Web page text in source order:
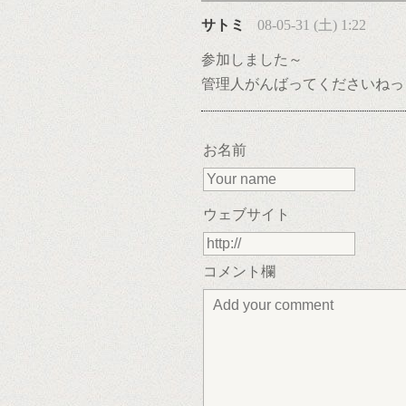
サトミ 08-05-31 (土) 1:22
参加しました～
管理人がんばってくださいね
お名前
ウェブサイト
コメント欄